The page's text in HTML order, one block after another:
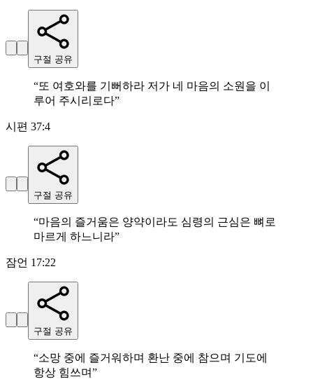
구절 공유
“또 여호와를 기뻐하라 저가 네 마음의 소원을 이
루어 주시리로다”
시편 37:4
구절 공유
“마음의 즐거움은 양약이라도 심령의 근심은 뼈로
마르게 하느니라”
잠언 17:22
구절 공유
“소망 중에 즐거워하며 환난 중에 참으며 기도에
항상 힘쓰며”